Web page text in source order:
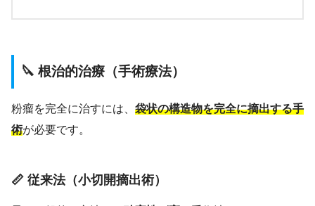
🔪 根治的治療（手術療法）
粉瘤を完全に治すには、 袋状の構造物を完全に摘出する手
術が必要です。
📏 従来法（小切開摘出術）